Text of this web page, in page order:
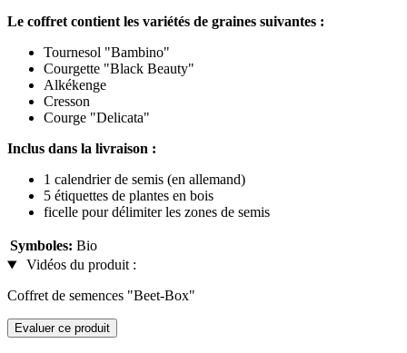
Le coffret contient les variétés de graines suivantes :
Tournesol "Bambino"
Courgette "Black Beauty"
Alkékenge
Cresson
Courge "Delicata"
Inclus dans la livraison :
1 calendrier de semis (en allemand)
5 étiquettes de plantes en bois
ficelle pour délimiter les zones de semis
Symboles: Bio
Vidéos du produit :
Coffret de semences "Beet-Box"
Evaluer ce produit